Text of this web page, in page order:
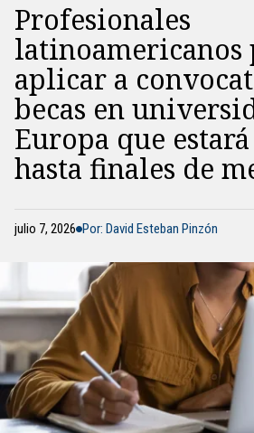
Profesionales
latinoamericanos
aplicar a
becas en
Europa que
hasta finales de
julio 7, 2026 Por: David Esteban Pinzón